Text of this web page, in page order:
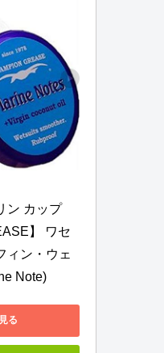
ン カップ
】 ワセ
ィン・ウェ
Note)
る